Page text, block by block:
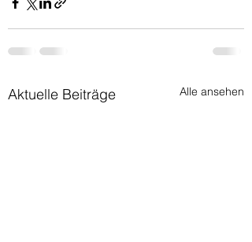
Aktuelle Beiträge Alle ansehen